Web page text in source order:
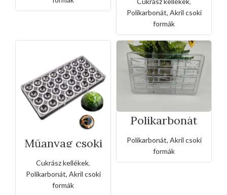
félgömb
Polikarbonát, Akril csoki
formák
Műanyag csoki
bombom
forma-4x8db
félgömb
Cukrász kellékek,
Polikarbonát, Akril csoki
formák
Polikarbonát
bonbon csoki
forma
Polikarbonát, Akril csoki
formák